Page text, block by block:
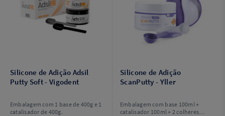
Silicone de Adição Adsil
Putty Soft - Vigodent
Embalagem com 1 base de 400g e 1
catalisador de 400g.
Silicone de Adição
ScanPutty - Yller
Embalagem com base 100ml +
catalisador 100ml + 2 colheres